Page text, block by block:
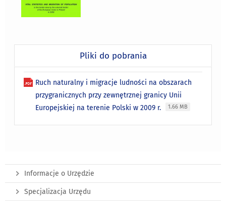
Pliki do pobrania
Ruch naturalny i migracje ludności na obszarach
przygranicznych przy zewnętrznej granicy Unii
Europejskiej na terenie Polski w 2009 r.
1.66 MB
Informacje o Urzędzie
Specjalizacja Urzędu